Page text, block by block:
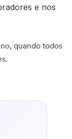
e nos
quando todos